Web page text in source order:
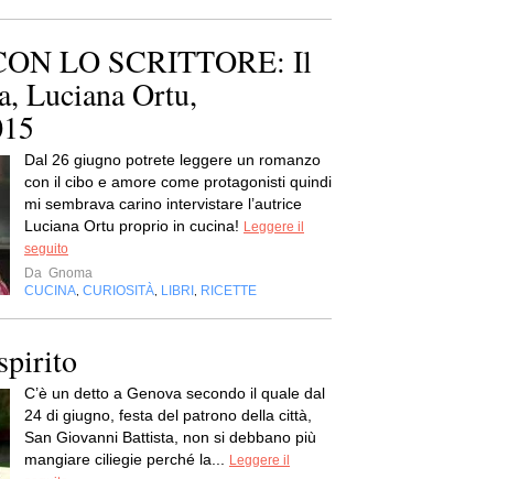
LO SCRITTORE: Il
Luciana Ortu,
Dal 26 giugno potrete leggere un romanzo
con il cibo e amore come protagonisti quindi
mi sembrava carino intervistare l’autrice
Luciana Ortu proprio in cucina! Leggere il
seguito
Da Gnoma
CUCINA CURIOSITÀ LIBRI RICETTE
C’è un detto a Genova secondo il quale dal
24 di giugno, festa del patrono della città,
San Giovanni Battista, non si debbano più
mangiare ciliegie perché la...
Leggere il